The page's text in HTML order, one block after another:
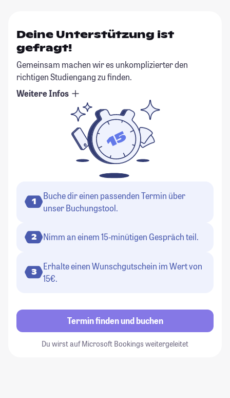
Deine Unterstützung ist
gefragt!
Gemeinsam machen wir es unkomplizierter den
richtigen Studiengang zu finden.
Weitere Infos
1
Buche dir einen passenden Termin über
unser Buchungstool.
2 Nimm an einem 15-minütigen Gespräch teil.
3
Erhalte einen Wunschgutschein im Wert von
15€.
Termin finden und buchen
Du wirst auf Microsoft Bookings weitergeleitet